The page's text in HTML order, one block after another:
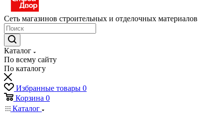
Сеть магазинов строительных и отделочных материалов
Каталог
По всему сайту
По каталогу
Избранные товары 0
Корзина 0
Каталог